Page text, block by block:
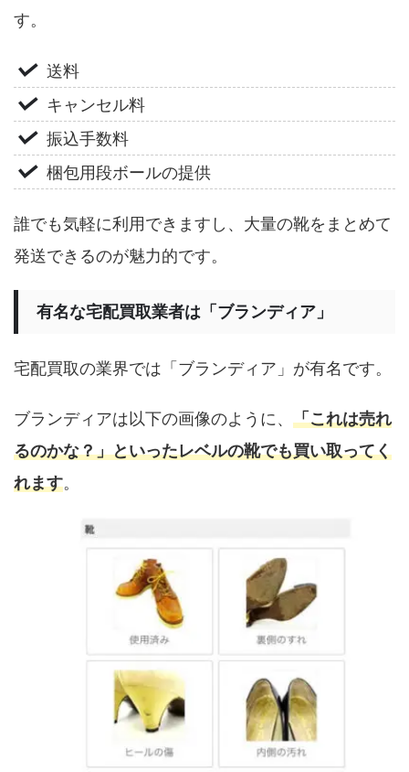
す。
送料
キャンセル料
振込手数料
梱包用段ボールの提供
誰でも気軽に利用できますし、大量の靴をまとめて
発送できるのが魅力的です。
有名な宅配買取業者は「ブランディア」
宅配買取の業界では「ブランディア」が有名です。
ブランディアは以下の画像のように、 「これは売れ
るのかな？」といったレベルの靴でも買い取ってく
れます。